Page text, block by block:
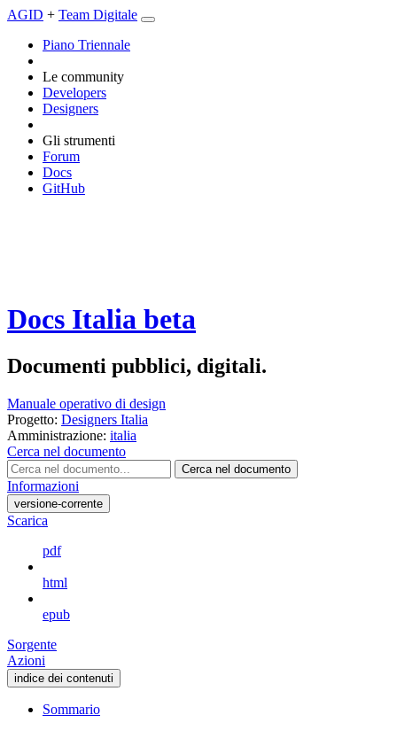
AGID + Team Digitale
Piano Triennale
Le community
Developers
Designers
Gli strumenti
Forum
Docs
GitHub
Docs Italia beta
Documenti pubblici, digitali.
Manuale operativo di design
Progetto: Designers Italia
Amministrazione: italia
Cerca nel documento
Cerca nel documento
Informazioni
versione-corrente
Scarica
pdf
html
epub
Sorgente
Azioni
indice dei contenuti
Sommario